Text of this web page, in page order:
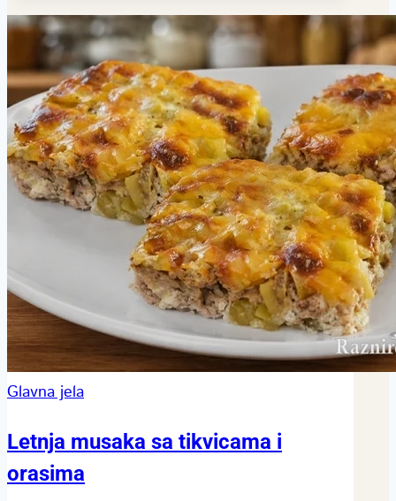
Glavna jela
Letnja musaka sa tikvicama i
orasima